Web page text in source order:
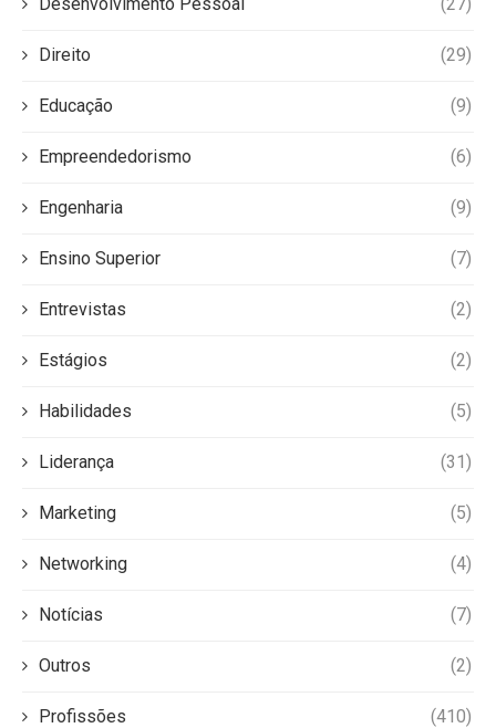
Direito (29)
Educação (9)
Empreendedorismo (6)
Engenharia (9)
Ensino Superior (7)
Entrevistas (2)
Estágios (2)
Habilidades (5)
Liderança (31)
Marketing (5)
Networking (4)
Notícias (7)
Outros (2)
Profissões (410)